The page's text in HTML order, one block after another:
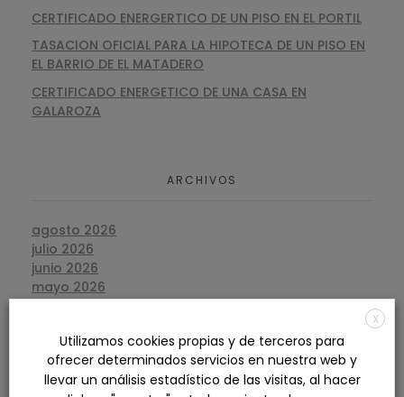
CERTIFICADO ENERGERTICO DE UN PISO EN EL PORTIL
TASACION OFICIAL PARA LA HIPOTECA DE UN PISO EN
EL BARRIO DE EL MATADERO
CERTIFICADO ENERGETICO DE UNA CASA EN
GALAROZA
ARCHIVOS
agosto 2026
julio 2026
junio 2026
mayo 2026
febrero 2026
enero 2026
diciembre 2025
X
Utilizamos cookies propias y de terceros para
ofrecer determinados servicios en nuestra web y
llevar un análisis estadístico de las visitas, al hacer